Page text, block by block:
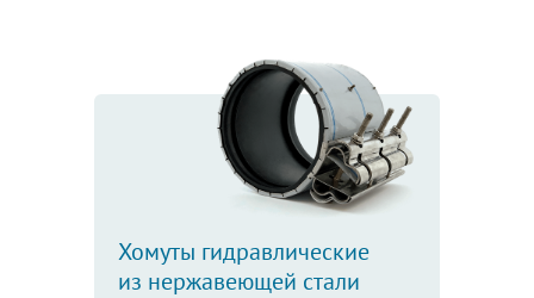
Хомуты гидравлические
из нержавеющей стали